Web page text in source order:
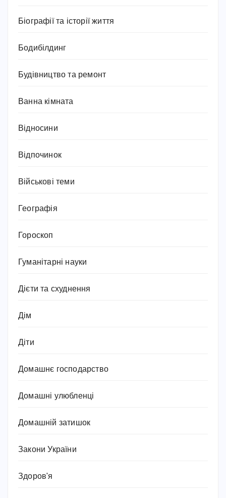
Біографії та історії життя
Бодибілдинг
Будівництво та ремонт
Ванна кімната
Відносини
Відпочинок
Військові теми
Географія
Гороскоп
Гуманітарні науки
Дієти та схуднення
Дім
Діти
Домашнє господарство
Домашні улюбленці
Домашній затишок
Закони України
Здоров'я